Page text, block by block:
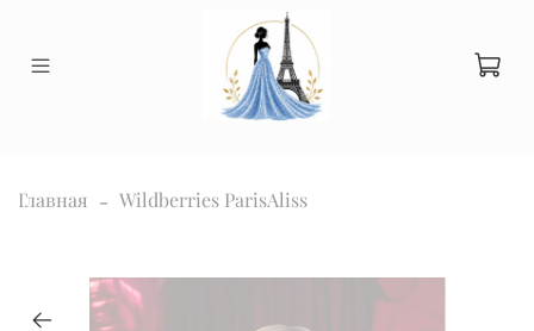
Главная Wildberries ParisAliss